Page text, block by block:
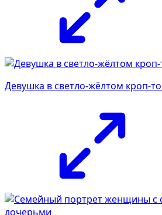
Девушка в светло-жёлтом кроп-